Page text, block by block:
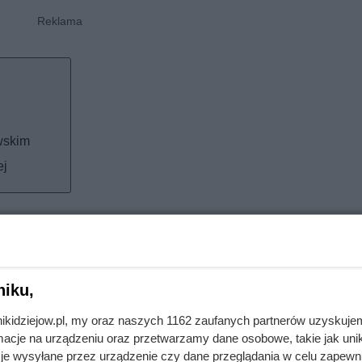
damy
przestał być wdowcem i zaczął myśleć o kolejnym
osobistą sekretarkę zmarłej Michaliny. Była od prezydenta
zamkowej”, ale mało kto przypuszczał, że to właśnie
my oraz naszych 1162 zaufanych partnerów
na urządzeniu oraz przetwarzamy dane osobowe, takie jak
wysyłane przez urządzenie czy dane przeglądania w celu